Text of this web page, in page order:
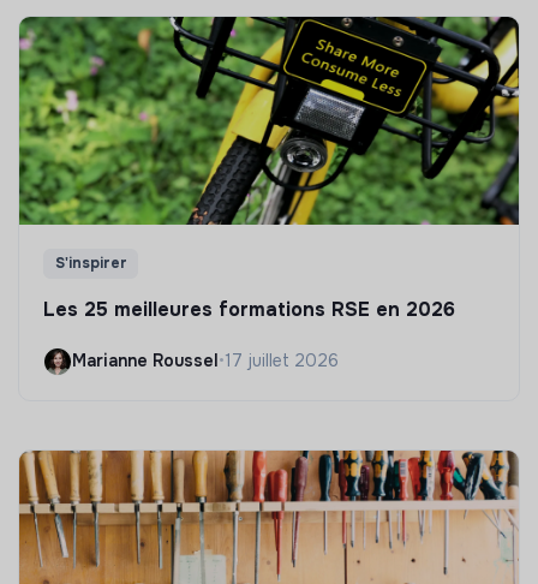
S'inspirer
Les 25 meilleures formations RSE en 2026
Marianne Roussel•17 juillet 2026